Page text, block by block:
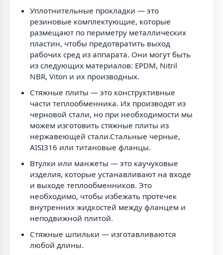
Уплотнительные прокладки — это
резиновые комплектующие, которые
размещают по периметру металлических
пластин, чтобы предотвратить выход
рабочих сред из аппарата. Они могут быть
из следующих материалов: EPDM, Nitril
NBR, Viton и их производных.
Стяжные плиты — это конструктивные
части теплообменника. Их производят из
черновой стали, но при необходимости мы
можем изготовить стяжные плиты из
нержавеющей стали.Стальные черные,
AISI316 или титановые фланцы.
Втулки или манжеты — это каучуковые
изделия, которые устанавливают на входе
и выходе теплообменников. Это
необходимо, чтобы избежать протечек
внутренних жидкостей между фланцем и
неподвижной плитой.
Стяжные шпильки — изготавливаются
любой длины.